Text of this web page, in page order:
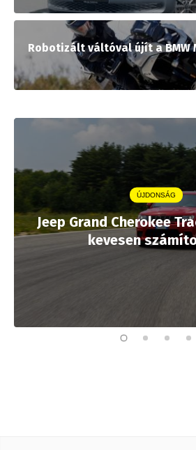
Robotizált váltóval újít a BMW
ÚJDONSÁG
Jeep Grand Cherokee
kevesen